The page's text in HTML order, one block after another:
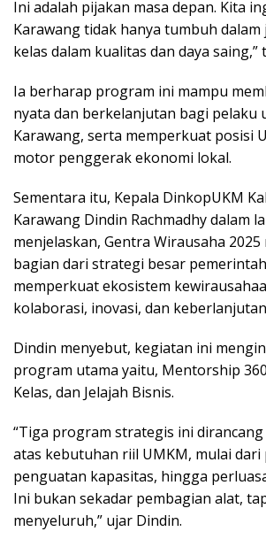
Ini adalah pijakan masa depan. Kita
Karawang tidak hanya tumbuh
kelas dalam kualitas dan daya saing,”
Ia berharap program ini mampu
nyata dan berkelanjutan bagi pelaku
Karawang, serta memperkuat posisi
motor penggerak ekonomi lokal.
Sementara itu, Kepala DinkopUKM
Karawang Dindin Rachmadhy dalam
menjelaskan, Gentra Wirausaha
bagian dari strategi besar
memperkuat ekosistem
kolaborasi, inovasi, dan
Dindin menyebut, kegiatan ini
program utama yaitu, Mentorship
Kelas, dan Jelajah Bisnis.
“Tiga program strategis ini
atas kebutuhan riil UMKM, mulai dari
penguatan kapasitas, hingga
Ini bukan sekadar pembagian alat,
menyeluruh,” ujar Dindin.